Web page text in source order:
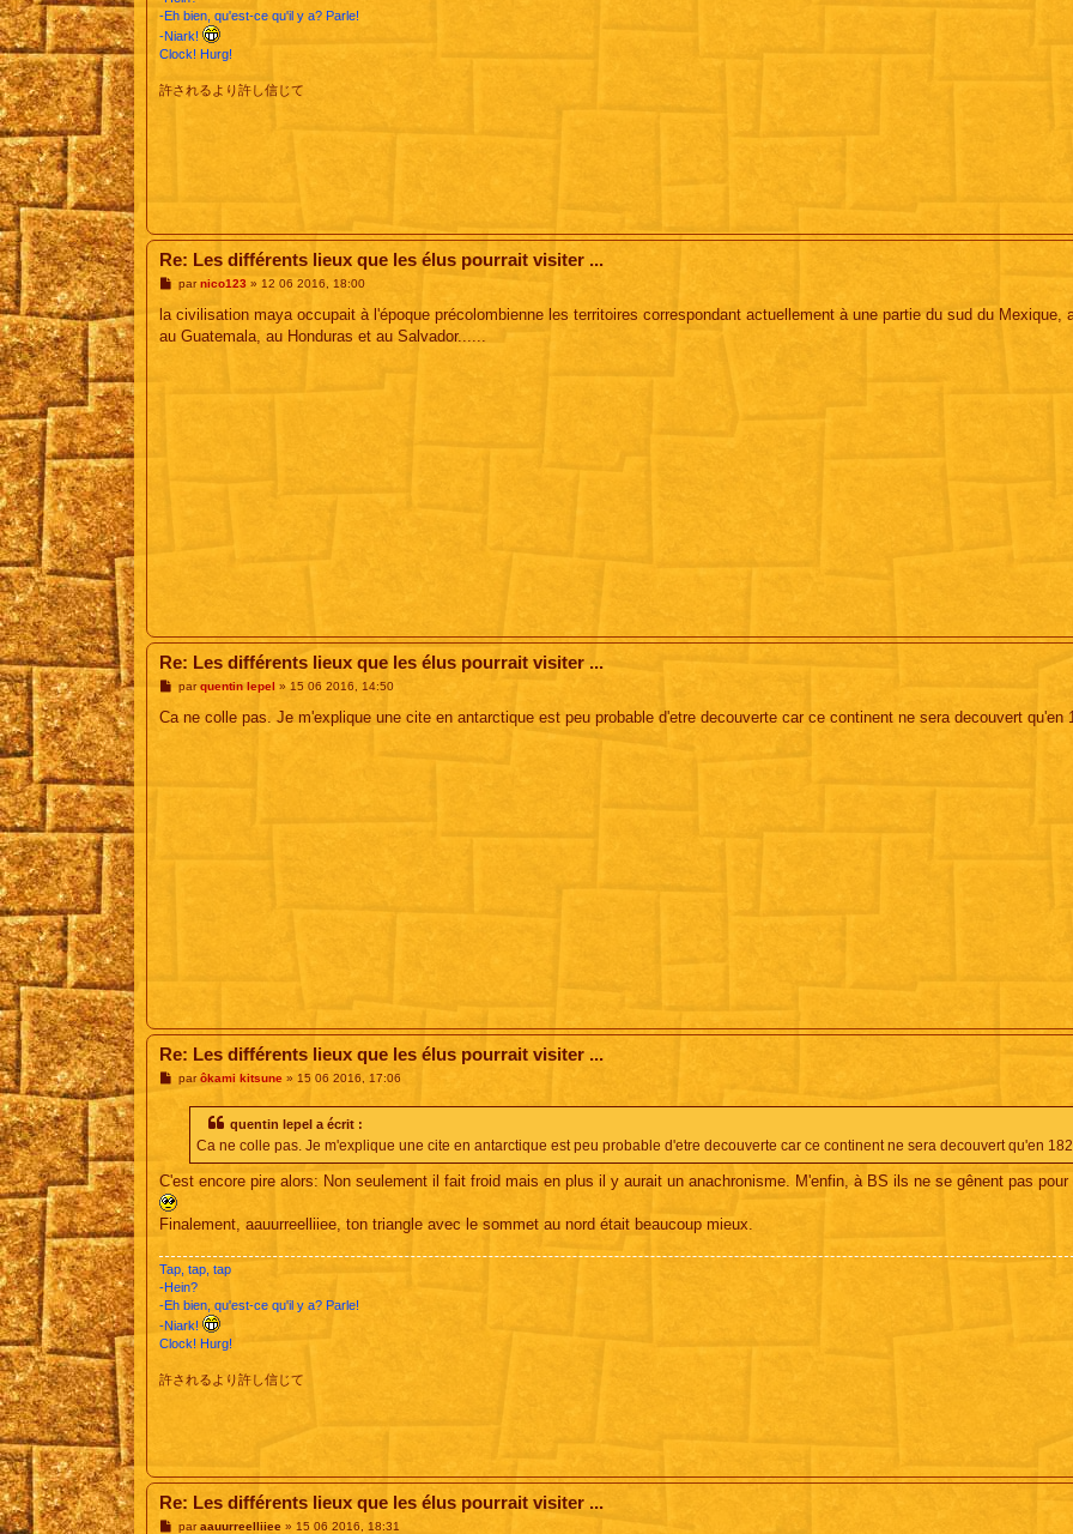
-Eh bien, qu'est-ce qu'il y a? Parle!
-Niark!
Clock! Hurg!
許されるより許し信じて
Re: Les différents lieux que les élus pourrait visiter ...
M
s
a
par nico123» 12 06 2016, 18:00
la civilisation maya occupait à l'époque précolombienne les territoires correspondant actuellement à une partie du sud du Mexique,
au Guatemala, au Honduras et au Salvador......
Re: Les différents lieux que les élus pourrait visiter ...
M
s
parquentin lepel » 15 06 2016, 14:50
Ca ne colle pas. Je m'explique une cite en antarctique est peu probable d'etre decouverte car ce continent ne sera decouvert qu'en
Re: Les différents lieux que les élus pourrait visiter ...
Mparôkami kitsune» 15 06 2016, 17:06
quentin lepel a écrit :
Ca ne colle pas. Je m'explique une cite en antarctique est peu probable d'etre decouverte car ce continent ne sera decouvert qu'en
C'est encore pire alors: Non seulement il fait froid mais en plus il y aurait un anachronisme. M'enfin, à BS ils ne se gênent pas pour
Finalement, aauurreelliiee, ton triangle avec le sommet au nord était beaucoup mieux.
Tap, tap, tap
-Hein?
-Eh bien, qu'est-ce qu'il y a? Parle!
-Niark!
Clock! Hurg!
許されるより許し信じて
Re: Les différents lieux que les élus pourrait visiter ...
Mparaauurreelliiee» 15 06 2016, 18:31